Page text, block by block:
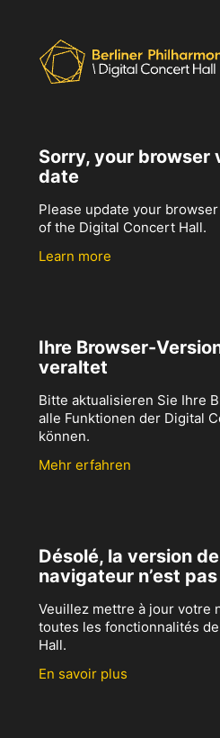
Sorry, your browser
date
Please update your
of the Digital Concert Hall.
Learn more
Ihre Browser-
veraltet
Bitte aktualisieren Sie Ihre
alle Funktionen der Digital
können.
Mehr erfahren
Désolé, la version
navigateur n’est
Veuillez mettre à jour votre
toutes les fonctionnalités
Hall.
En savoir plus